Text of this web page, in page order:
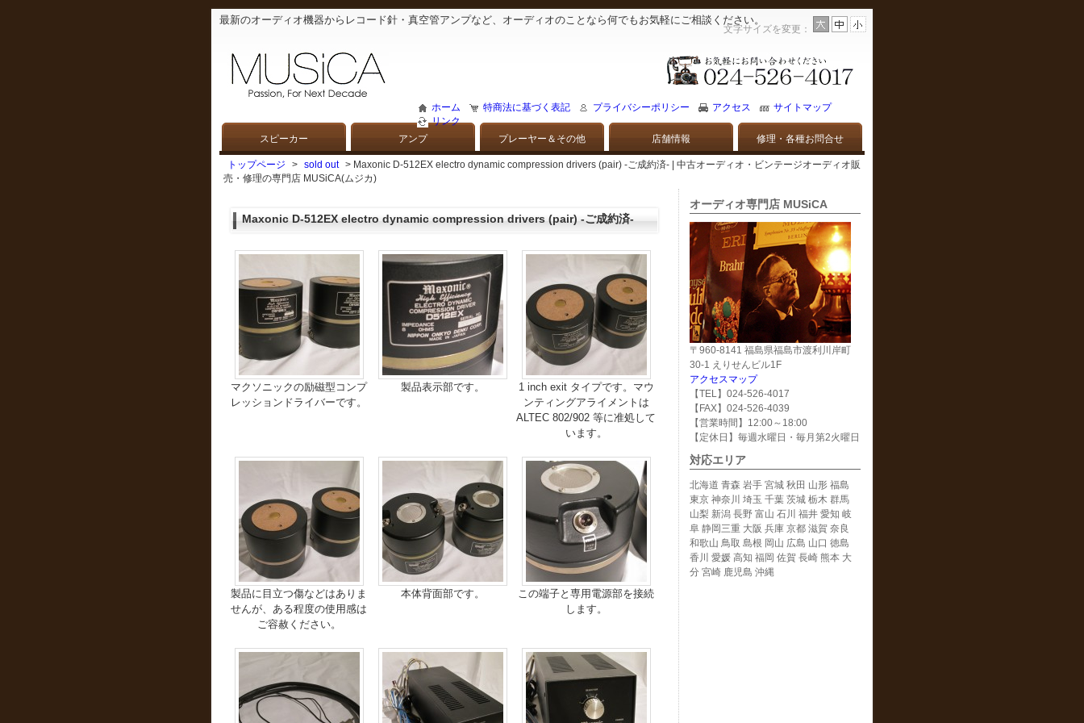
最新のオーディオ機器からレコード針・真空管アンプなど、オーディオのことなら何でもお気軽にご相談ください。
文字サイズを変更：
ホーム 特商法に基づく表記 プライバシーポリシー アクセス
サイトマップ
リンク
スピーカー アンプ プレーヤー＆その他 店舗情報 修理・各種お問合せ
トップページ > sold out
> Maxonic D-512EX electro dynamic compression drivers (pair) -ご成約済- | 中古オーディオ・ビンテージオーディオ販
売・修理の専門店 MUSiCA(ムジカ)
Maxonic D-512EX electro dynamic compression drivers (pair) -ご成約済-
マクソニックの励磁型コンプ
レッションドライバーです。
製品表示部です。
1 inch exit タイプです。マウ
ンティングアライメントは
ALTEC 802/902 等に准処して
います。
製品に目立つ傷などはありま
せんが、ある程度の使用感は
ご容赦ください。
本体背面部です。
この端子と専用電源部を接続
します。
オーディオ専門店 MUSiCA
〒960-8141 福島県福島市渡利川岸町
30-1 えりせんビル1F
アクセスマップ
【TEL】024-526-4017
【FAX】024-526-4039
【営業時間】12:00～18:00
【定休日】毎週水曜日・毎月第2火曜日
対応エリア
北海道 青森 岩手 宮城 秋田 山形 福島
東京 神奈川 埼玉 千葉 茨城 栃木 群馬
山梨 新潟 長野 富山 石川 福井 愛知 岐
阜 静岡三重 大阪 兵庫 京都 滋賀 奈良
和歌山 鳥取 島根 岡山 広島 山口 徳島
香川 愛媛 高知 福岡 佐賀 長崎 熊本 大
分 宮崎 鹿児島 沖縄